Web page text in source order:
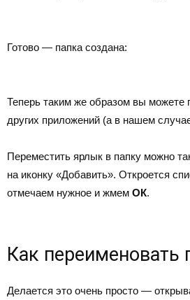
Готово — папка создана:
Теперь таким же образом вы можете
других приложений (а в нашем
Переместить ярлык в папку можно
на иконку «Добавить». Откроется
отмечаем нужное и жмем ОК.
Как переименовать
Делается это очень просто —